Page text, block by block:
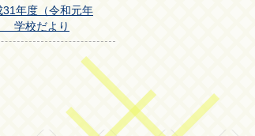
31年度（令和元年
学校だより